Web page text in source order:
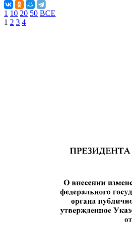
1 10 20 50 ВСЕ
1 2 3 4